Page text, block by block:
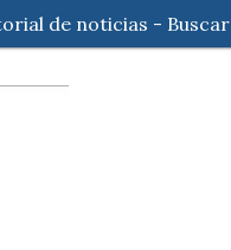
de noticias - Buscar